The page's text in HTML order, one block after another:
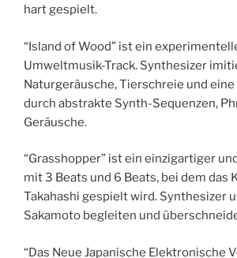
hart gespielt.
“Island of Wood” ist ein
Umweltmusik-Track. Synthesizer
Naturgeräusche, Tierschreie und
durch abstrakte Synth-Sequenzen,
Geräusche.
“Grasshopper” ist ein einzigartiger
mit 3 Beats und 6 Beats, bei dem das
Takahashi gespielt wird. Synthesizer
Sakamoto begleiten und
“Das Neue Japanische Elektronische